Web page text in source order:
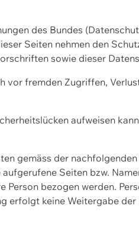
des Bundes
Seiten nehmen den
sowie dieser
fremden Zugriffen,
aufweisen
gemäss der
Seiten bzw.
bezogen werden.
erfolgt keine Weitergabe